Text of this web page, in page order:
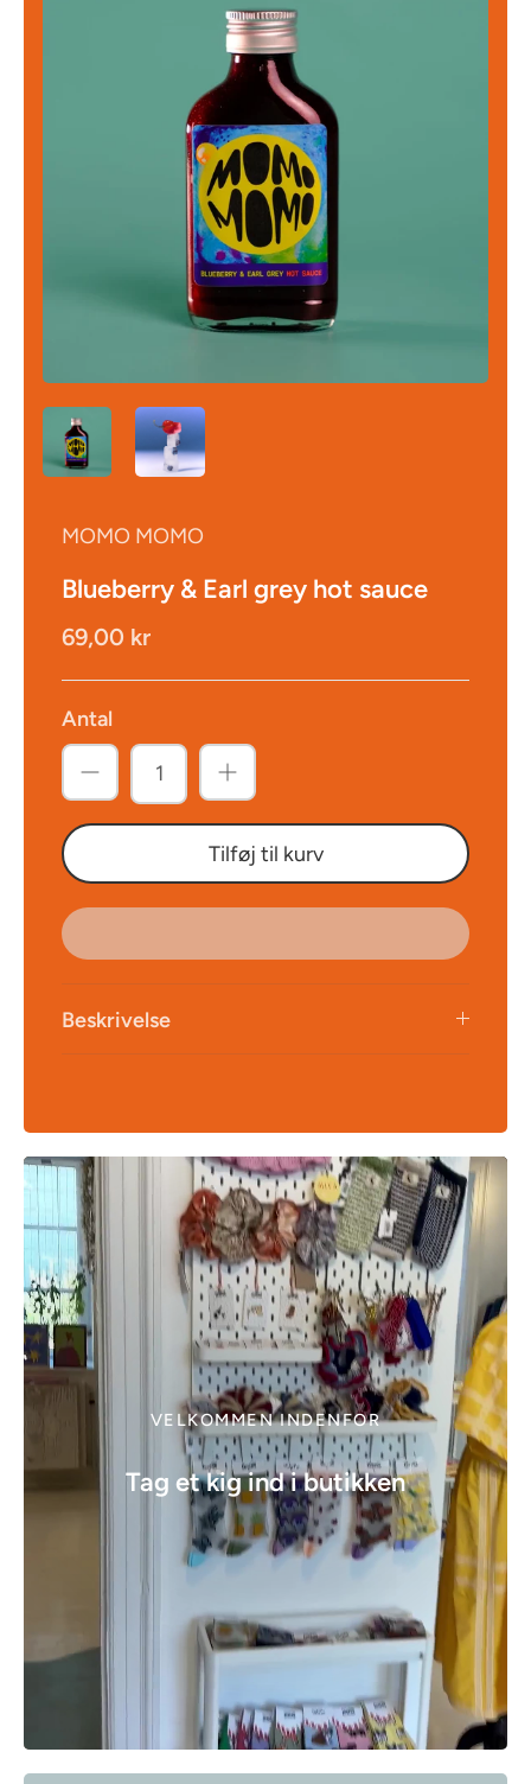
MOMO MOMO
Blueberry & Earl grey hot sauce
69,00 kr
Antal
Tilføj til kurv
Beskrivelse
VELKOMMEN INDENFOR
Tag et kig ind i butikken